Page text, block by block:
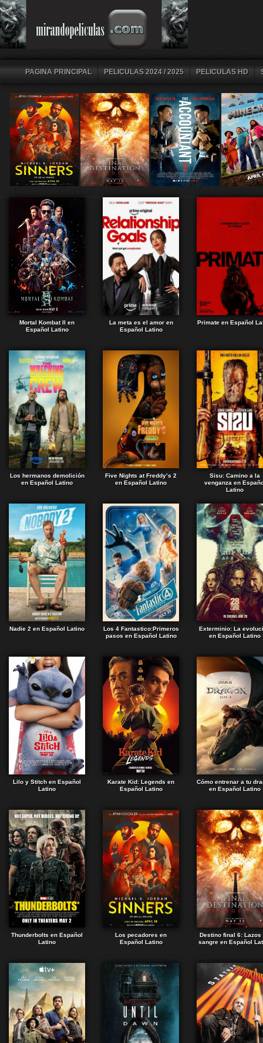
PAGINA PRINCIPAL PELICULAS 2024 / 2025 PELICULAS HD
Mortal Kombat II en
Español Latino
La meta es el amor en
Español Latino
Primate en Español
Los hermanos demolición
en Español Latino
Five Nights at Freddy’s 2
en Español Latino
Sisu: Camino a la
venganza en
Latino
Nadie 2 en Español Latino
Los 4 Fantastico:Primeros
pasos en Español Latino
Exterminio: La
en Español Latino
Lilo y Stitch en Español
Latino
Karate Kid: Legends en
Español Latino
Cómo entrenar a tu
en Español Latino
Thunderbolts en Español
Latino
Los pecadores en
Español Latino
Destino final 6: Lazos
sangre en Español